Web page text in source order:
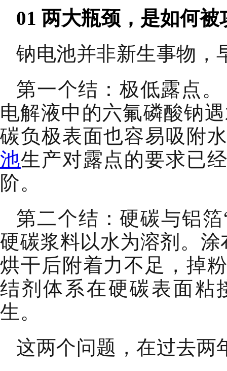
01 两大瓶颈，是如何被
钠电池并非新生事物，
第一个结：极低露点
电解液中的六氟磷酸钠
碳负极表面也容易吸附
池生产对露点的要求已
阶。
第二个结：硬碳与铝
硬碳浆料以水为溶剂。涂
烘干后附着力不足，掉
结剂体系在硬碳表面粘
生。
这两个问题，在过去两